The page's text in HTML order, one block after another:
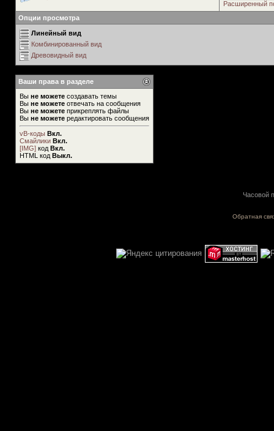
Расширенный
Опции просмотра
Линейный вид
Комбинированный вид
Древовидный вид
Ваши права в разделе
Вы не можете создавать темы
Вы не можете отвечать на сообщения
Вы не можете прикреплять файлы
Вы не можете редактировать сообщения
vB-коды Вкл.
Смайлики Вкл.
[IMG] код Вкл.
HTML код Выкл.
Часовой
Обратная